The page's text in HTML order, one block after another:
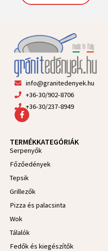
info@granitedenyek.hu
+36-30/902-8706
+36-30/237-8949
F
a
b
o
o
k
-
f
TERMÉKKATEGÓRIÁK
Serpenyők
Főzőedények
Tepsik
Grillezők
Pizza és palacsinta
Wok
Tálalók
Fedők és kiegészítők